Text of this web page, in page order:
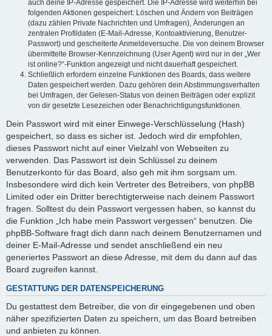
auch deine IP-Adresse gespeichert. Die IP-Adresse wird weiterhin bei
folgenden Aktionen gespeichert: Löschen und Ändern von Beiträgen
(dazu zählen Private Nachrichten und Umfragen), Änderungen an
zentralen Profildaten (E-Mail-Adresse, Kontoaktivierung, Benutzer-
Passwort) und gescheiterte Anmeldeversuche. Die von deinem Browser
übermittelte Browser-Kennzeichnung (User Agent) wird nur in der „Wer
ist online?“-Funktion angezeigt und nicht dauerhaft gespeichert.
Schließlich erfordern einzelne Funktionen des Boards, dass weitere
Daten gespeichert werden. Dazu gehören dein Abstimmungsverhalten
bei Umfragen, der Gelesen-Status von deinen Beiträgen oder explizit
von dir gesetzte Lesezeichen oder Benachrichtigungsfunktionen.
Dein Passwort wird mit einer Einwege-Verschlüsselung (Hash)
gespeichert, so dass es sicher ist. Jedoch wird dir empfohlen,
dieses Passwort nicht auf einer Vielzahl von Webseiten zu
verwenden. Das Passwort ist dein Schlüssel zu deinem
Benutzerkonto für das Board, also geh mit ihm sorgsam um.
Insbesondere wird dich kein Vertreter des Betreibers, von phpBB
Limited oder ein Dritter berechtigterweise nach deinem Passwort
fragen. Solltest du dein Passwort vergessen haben, so kannst du
die Funktion „Ich habe mein Passwort vergessen“ benutzen. Die
phpBB-Software fragt dich dann nach deinem Benutzernamen und
deiner E-Mail-Adresse und sendet anschließend ein neu
generiertes Passwort an diese Adresse, mit dem du dann auf das
Board zugreifen kannst.
GESTATTUNG DER DATENSPEICHERUNG
Du gestattest dem Betreiber, die von dir eingegebenen und oben
näher spezifizierten Daten zu speichern, um das Board betreiben
und anbieten zu können.